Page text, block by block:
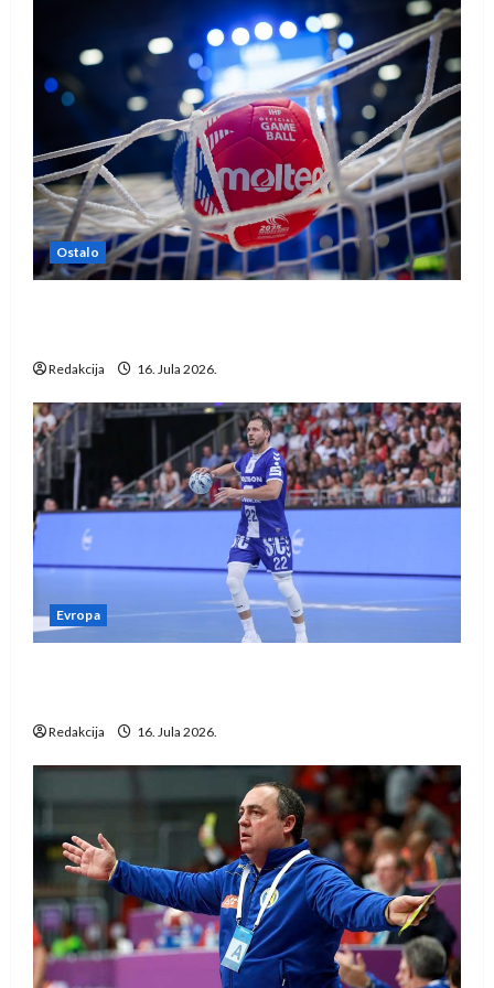
Ostalo
Redakcija 16. Jula 2026.
Evropa
Redakcija 16. Jula 2026.